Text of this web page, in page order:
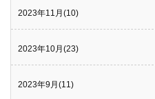
2023年11月(10)
2023年10月(23)
2023年9月(11)